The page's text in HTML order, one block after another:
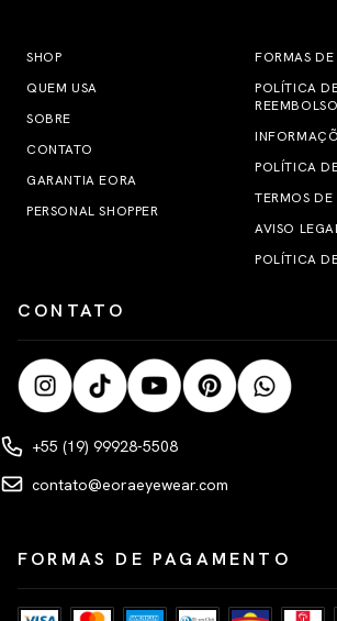
SHOP
QUEM USA
SOBRE
CONTATO
GARANTIA EORA
PERSONAL SHOPPER
FORMAS
POLÍTICA
REEMBOLSO
POLÍTICA
TERMOS DE
AVISO
POLÍTICA
CONTATO
+55 (19) 99928-5508
contato@eoraeyewear.com
FORMAS DE PAGAMENTO